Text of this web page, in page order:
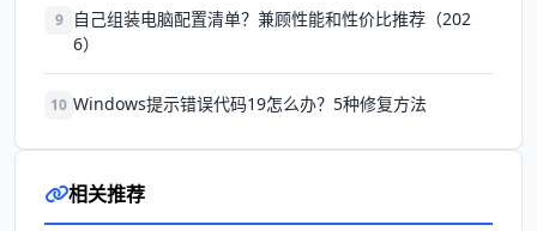
9
自己组装电脑配置清单？兼顾性能和性价比推荐（202
6）
10 Windows提示错误代码19怎么办？5种修复方法
相关推荐